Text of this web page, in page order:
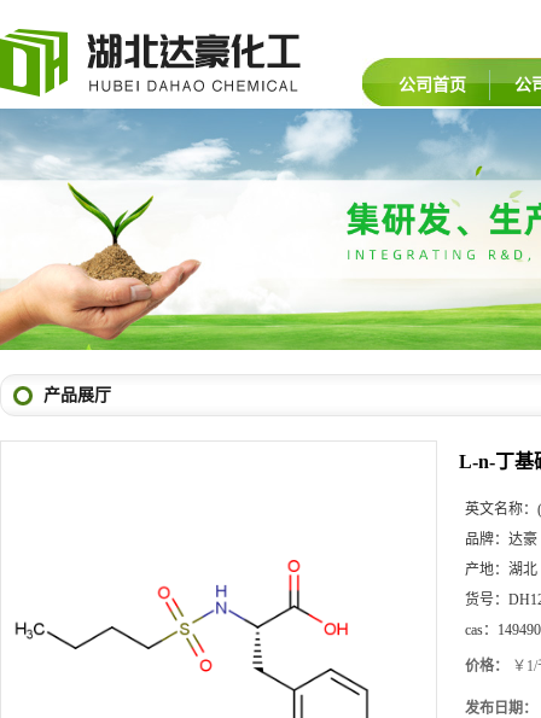
公司首页 公
产品展厅
L-n-丁基
英文名称：
品牌： 达豪
产地： 湖北
货号：
cas：
价格： ￥
发布日期：